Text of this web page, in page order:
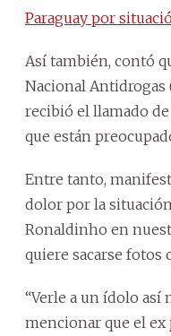
Paraguay por
Así también, contó
Nacional Antidrogas
recibió el llamado
que están
Entre tanto,
dolor por la
Ronaldinho en
quiere sacarse fotos
“Verle a un ídolo así
mencionar que el